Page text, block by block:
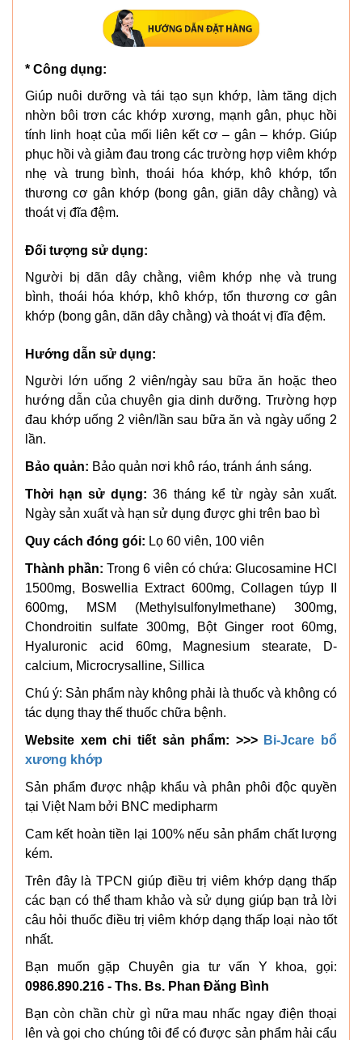
* Công dụng:
Giúp nuôi dưỡng và tái tạo sụn khớp, làm tăng dịch
nhờn bôi trơn các khớp xương, mạnh gân, phục hồi
tính linh hoạt của mối liên kết cơ – gân – khớp. Giúp
phục hồi và giảm đau trong các trường hợp viêm khớp
nhẹ và trung bình, thoái hóa khớp, khô khớp, tổn
thương cơ gân khớp (bong gân, giãn dây chằng) và
thoát vị đĩa đệm.
Đối tượng sử dụng:
Người bị dãn dây chằng, viêm khớp nhẹ và trung
bình, thoái hóa khớp, khô khớp, tổn thương cơ gân
khớp (bong gân, dãn dây chằng) và thoát vị đĩa đệm.
Hướng dẫn sử dụng:
Người lớn uống 2 viên/ngày sau bữa ăn hoặc theo
hướng dẫn của chuyên gia dinh dưỡng. Trường hợp
đau khớp uống 2 viên/lần sau bữa ăn và ngày uống 2
lần.
Bảo quản: Bảo quản nơi khô ráo, tránh ánh sáng.
Thời hạn sử dụng:36 tháng kể từ ngày sản xuất.
Ngày sản xuất và hạn sử dụng được ghi trên bao bì
Quy cách đóng gói: Lọ 60 viên, 100 viên
Thành phần: Trong 6 viên có chứa: Glucosamine HCl
1500mg, Boswellia Extract 600mg, Collagen túyp II
600mg, MSM (Methylsulfonylmethane) 300mg,
Chondroitin sulfate 300mg, Bột Ginger root 60mg,
Hyaluronic acid 60mg, Magnesium stearate, D-
calcium, Microcrysalline, Sillica
Chú ý: Sản phẩm này không phải là thuốc và không có
tác dụng thay thế thuốc chữa bệnh.
Website xem chi tiết sản phẩm: >>> Bi-Jcare bổ
xương khớp
Sản phẩm được nhập khẩu và phân phôi độc quyền
tại Việt Nam bởi BNC medipharm
Cam kết hoàn tiền lại 100% nếu sản phẩm chất lượng
kém.
Trên đây là TPCN giúp điều trị viêm khớp dạng thấp
các bạn có thể tham khảo và sử dụng giúp bạn trả lời
câu hỏi thuốc điều trị viêm khớp dạng thấp loại nào tốt
nhất.
Bạn muốn gặp Chuyên gia tư vấn Y khoa, gọi:
0986.890.216 - Ths. Bs. Phan Đăng Bình
Bạn còn chần chừ gì nữa mau nhấc ngay điện thoại
lên và gọi cho chúng tôi để có được sản phẩm hải cẩu